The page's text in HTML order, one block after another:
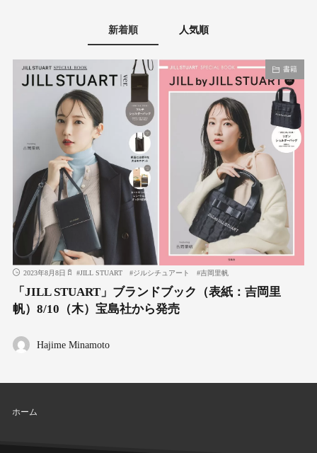
新着順 人気順
書籍
2023年8月8日 #JILL STUART #ジルシチュアート #吉岡里帆
「JILL STUART」ブランドブック（表紙：吉岡里
帆）8/10（木）宝島社から発売
Hajime Minamoto
ホーム